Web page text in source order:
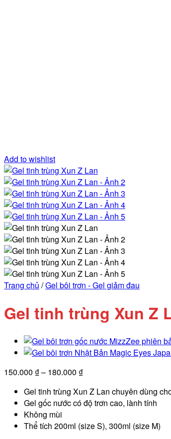
Add to wishlist
Trang chủ /Gel bôi trơn - Gel giảm đau
Gel tinh trùng Xun Z
150.000 ₫– 180.000 ₫Khoảng
từ
150.000 ₫
180.000 ₫
Gel tinh trùng Xun Z Lan chuyên dùng
Gel gốc nước có độ trơn cao, lành tính
Không mùi
Thể tích 200ml (size S), 300ml (size M)